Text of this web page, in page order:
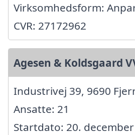
Virksomhedsform:
CVR: 27172962
Agesen & Koldsgaard
Industrivej 39, 9690
Ansatte: 21
Startdato: 20.